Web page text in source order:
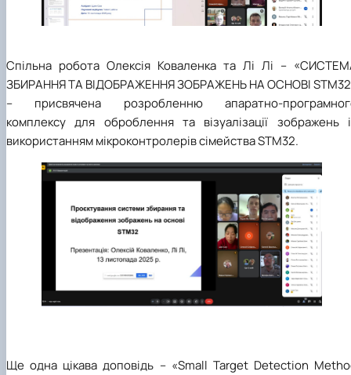
Спільна робота Олексія Коваленка та Лі Лі –
ЗБИРАННЯ ТА ВІДОБРАЖЕННЯ ЗОБРАЖЕНЬ НА ОСНОВІ
– присвячена розробленнюапаратно-
комплексу для оброблення та візуалізації зображень
використанням мікроконтролерів сімейства STM32.
Ще одна цікава доповідь – «Small Target Detection